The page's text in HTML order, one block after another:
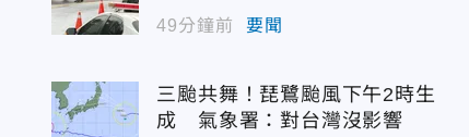
緊急處理
49分鐘前 要聞
三颱共舞！琵鷺颱風下午2時生
成 氣象署：對台灣沒影響